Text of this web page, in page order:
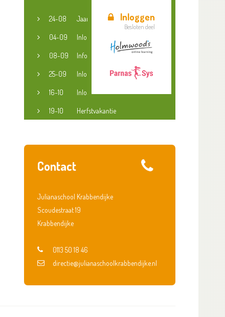
Inloggen
Besloten deel
24-08 Jaaropening
04-09 Inloopspreekuur jeugdconsulent
08-09 Informatieavond groep 3-8
25-09 Inloopspreekuur jeugdconsulent
16-10 Inloopspreekuur jeugdconsulent
19-10 Herfstvakantie
Contact
Julianaschool Krabbendijke
Scoudestraat 19
Krabbendijke
0113 50 18 46
directie@julianaschoolkrabbendijke.nl